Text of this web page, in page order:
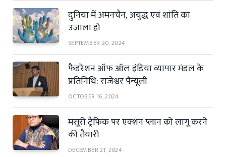
दुनिया में अमनचैन, अयुद्ध एवं शांति का
उजाला हो
SEPTEMBER 20, 2024
फैडरेशन ऑफ ऑल इंडिया व्यापार मंडल के
प्रतिनिधि: राजेश्वर पैन्यूली
OCTOBER 16, 2024
मसूरी ट्रैफिक पर एक्शन प्लान को लागू करने
की तैयारी
DECEMBER 21, 2024